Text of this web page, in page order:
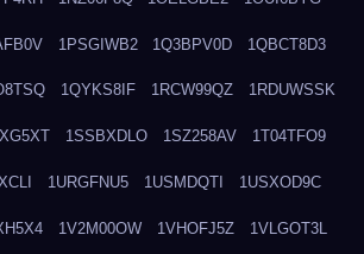
1PSGIWB2 1Q3BPV0D 1QBCT8D3
1QYKS8IF 1RCW99QZ 1RDUWSSK
1SSBXDLO 1SZ258AV 1T04TFO9
1URGFNU5 1USMDQTI 1USXOD9C
1V2M00OW 1VHOFJ5Z 1VLGOT3L